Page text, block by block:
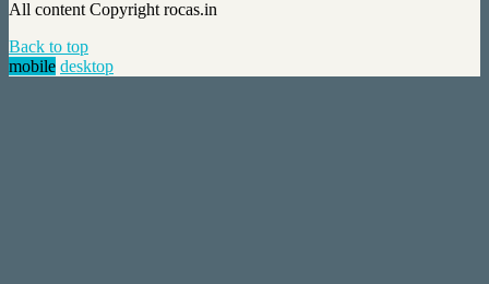
All content Copyright rocas.in
Back to top
mobile desktop